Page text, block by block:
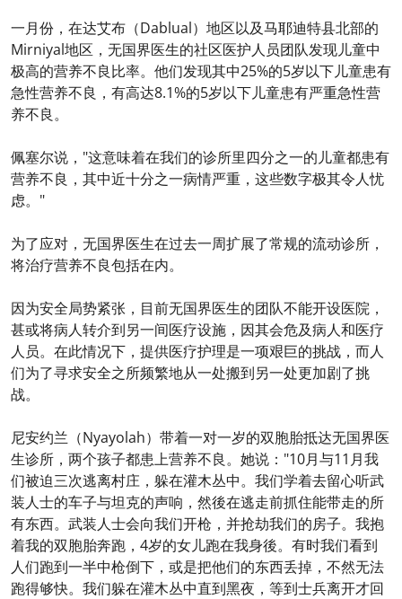
一月份，在达艾布（Dablual）地区以及马耶迪特县北部的
Mirniyal地区，无国界医生的社区医护人员团队发现儿童中
极高的营养不良比率。他们发现其中25%的5岁以下儿童患有
急性营养不良，有高达8.1%的5岁以下儿童患有严重急性营
养不良。
佩塞尔说，"这意味着在我们的诊所里四分之一的儿童都患有
营养不良，其中近十分之一病情严重，这些数字极其令人忧
虑。"
为了应对，无国界医生在过去一周扩展了常规的流动诊所，
将治疗营养不良包括在内。
因为安全局势紧张，目前无国界医生的团队不能开设医院，
甚或将病人转介到另一间医疗设施，因其会危及病人和医疗
人员。在此情况下，提供医疗护理是一项艰巨的挑战，而人
们为了寻求安全之所频繁地从一处搬到另一处更加剧了挑
战。
尼安约兰（Nyayolah）带着一对一岁的双胞胎抵达无国界医
生诊所，两个孩子都患上营养不良。她说："10月与11月我
们被迫三次逃离村庄，躲在灌木丛中。我们学着去留心听武
装人士的车子与坦克的声响，然後在逃走前抓住能带走的所
有东西。武装人士会向我们开枪，并抢劫我们的房子。我抱
着我的双胞胎奔跑，4岁的女儿跑在我身後。有时我们看到
人们跑到一半中枪倒下，或是把他们的东西丢掉，不然无法
跑得够快。我们躲在灌木丛中直到黑夜，等到士兵离开才回